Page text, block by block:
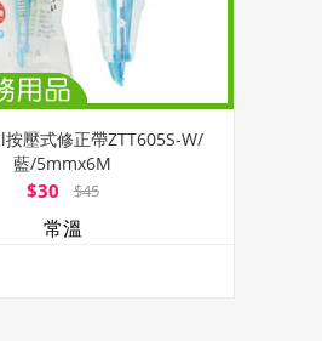
壓式修正帶ZTT605S-W/
藍/5mmx6M
$30 $45
常溫